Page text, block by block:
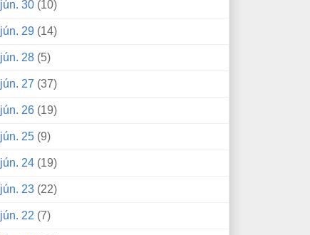
jún. 30 (10)
jún. 29 (14)
jún. 28 (5)
jún. 27 (37)
jún. 26 (19)
jún. 25 (9)
jún. 24 (19)
jún. 23 (22)
jún. 22 (7)